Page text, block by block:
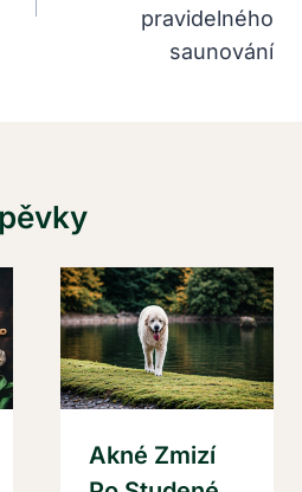
pravidelného
saunování
Akné Zmizí